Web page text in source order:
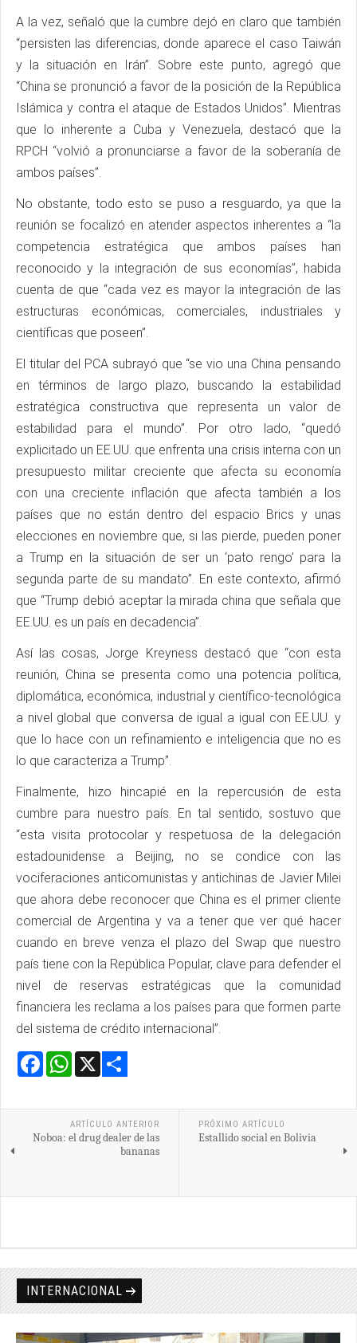
A la vez, señaló que la cumbre dejó en claro que también
“persisten las diferencias, donde aparece el caso Taiwán
y la situación en Irán”. Sobre este punto, agregó que
“China se pronunció a favor de la posición de la República
Islámica y contra el ataque de Estados Unidos”. Mientras
que lo inherente a Cuba y Venezuela, destacó que la
RPCH “volvió a pronunciarse a favor de la soberanía de
ambos países”.
No obstante, todo esto se puso a resguardo, ya que la
reunión se focalizó en atender aspectos inherentes a “la
competencia estratégica que ambos países han
reconocido y la integración de sus economías”, habida
cuenta de que “cada vez es mayor la integración de las
estructuras económicas, comerciales, industriales y
científicas que poseen”.
El titular del PCA subrayó que “se vio una China pensando
en términos de largo plazo, buscando la estabilidad
estratégica constructiva que representa un valor de
estabilidad para el mundo”. Por otro lado, “quedó
explicitado un EE.UU. que enfrenta una crisis interna con un
presupuesto militar creciente que afecta su economía
con una creciente inflación que afecta también a los
países que no están dentro del espacio Brics y unas
elecciones en noviembre que, si las pierde, pueden poner
a Trump en la situación de ser un ‘pato rengo’ para la
segunda parte de su mandato”. En este contexto, afirmó
que “Trump debió aceptar la mirada china que señala que
EE.UU. es un país en decadencia”.
Así las cosas, Jorge Kreyness destacó que “con esta
reunión, China se presenta como una potencia política,
diplomática, económica, industrial y científico-tecnológica
a nivel global que conversa de igual a igual con EE.UU. y
que lo hace con un refinamiento e inteligencia que no es
lo que caracteriza a Trump”.
Finalmente, hizo hincapié en la repercusión de esta
cumbre para nuestro país. En tal sentido, sostuvo que
“esta visita protocolar y respetuosa de la delegación
estadounidense a Beijing, no se condice con las
vociferaciones anticomunistas y antichinas de Javier Milei
que ahora debe reconocer que China es el primer cliente
comercial de Argentina y va a tener que ver qué hacer
cuando en breve venza el plazo del Swap que nuestro
país tiene con la República Popular, clave para defender el
nivel de reservas estratégicas que la comunidad
financiera les reclama a los países para que formen parte
del sistema de crédito internacional”.
Facebook
WhatsApp
ARTÍCULO ANTERIOR
Noboa: el drug dealer de las
bananas
PRÓXIMO ARTÍCULO
Estallido social en Bolivia
INTERNACIONAL